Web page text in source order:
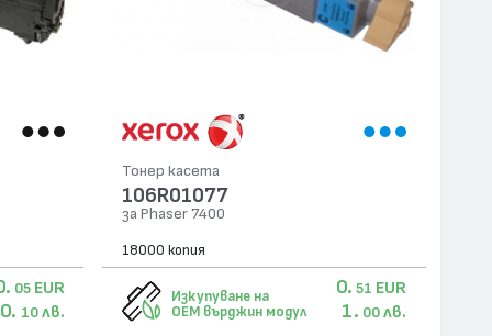
05 EUR
0. 10 лв.
Тонер касета
106R01077
за Phaser 7400
18000 копия
Изкупуване на
OEM върджин модул
0. 51 EUR
1. 00 лв.